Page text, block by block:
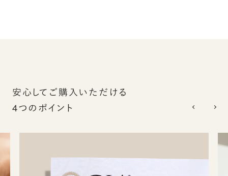
安心してご購入いただける
4つのポイント